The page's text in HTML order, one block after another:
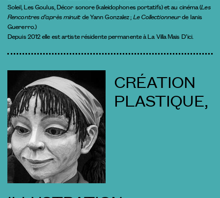
Soleil, Les Goulus, Décor sonore (kaleidophones portatifs) et au cinéma (Les
Rencontres d’après minuitde Yann Gonzalez ;Le Collectionneurde Ianis
Guererro.)
Depuis 2012 elle est artiste résidente permanente à La Villa Mais D’ici.
CRÉATION
PLASTIQUE,